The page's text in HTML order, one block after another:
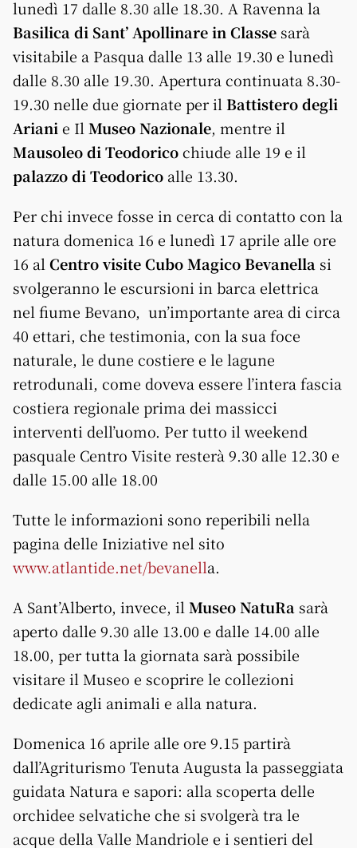
lunedì 17 dalle 8.30 alle 18.30. A Ravenna la
Basilica di Sant’ Apollinare in Classe sarà
visitabile a Pasqua dalle 13 alle 19.30 e lunedì
dalle 8.30 alle 19.30. Apertura continuata 8.30-
19.30 nelle due giornate per il Battistero degli
Ariani e Il Museo Nazionale, mentre il
Mausoleo di Teodoricochiude alle 19 e il
palazzo di Teodorico alle 13.30.
Per chi invece fosse in cerca di contatto con la
natura domenica 16 e lunedì 17 aprile alle ore
16 al Centro visite Cubo Magico Bevanella si
svolgeranno le escursioni in barca elettrica
nel fiume Bevano, un’importante area di circa
40 ettari, che testimonia, con la sua foce
naturale, le dune costiere e le lagune
retrodunali, come doveva essere l’intera fascia
costiera regionale prima dei massicci
interventi dell’uomo. Per tutto il weekend
pasquale Centro Visite resterà 9.30 alle 12.30 e
dalle 15.00 alle 18.00
Tutte le informazioni sono reperibili nella
pagina delle Iniziative nel sito
www.atlantide.net/bevanella.
A Sant’Alberto, invece, il Museo NatuRa sarà
aperto dalle 9.30 alle 13.00 e dalle 14.00 alle
18.00, per tutta la giornata sarà possibile
visitare il Museo e scoprire le collezioni
dedicate agli animali e alla natura.
Domenica 16 aprile alle ore 9.15 partirà
dall’Agriturismo Tenuta Augusta la passeggiata
guidata Natura e sapori: alla scoperta delle
orchidee selvatiche che si svolgerà tra le
acque della Valle Mandriole e i sentieri del